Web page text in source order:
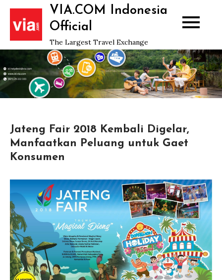
Skip
content
VIA.COM Indonesia
Official
The Largest Travel Exchange
Jateng Fair 2018 Kembali Digelar,
Manfaatkan Peluang untuk Gaet
Konsumen